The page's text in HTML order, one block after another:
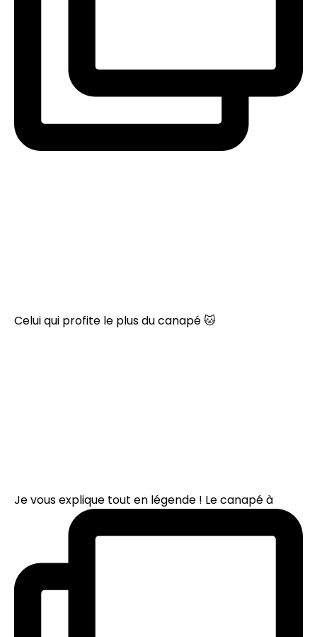
Celui qui profite le plus du canapé 🐱
Je vous explique tout en légende ! Le canapé à